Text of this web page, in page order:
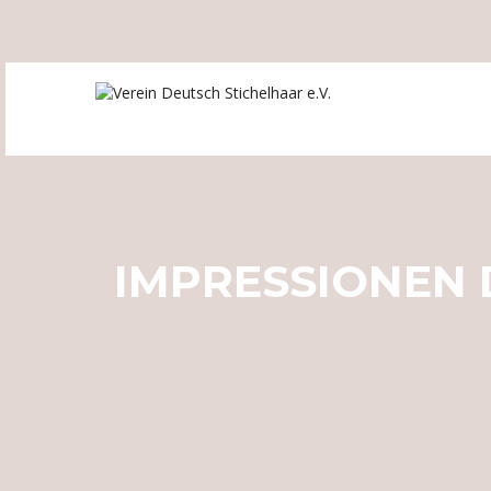
IMPRESSIONEN